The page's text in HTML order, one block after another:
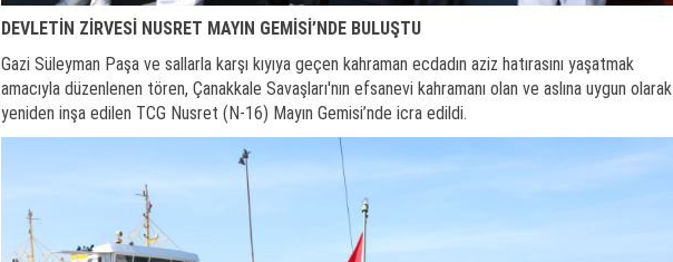
DEVLETİN ZİRVESİ NUSRET MAYIN GEMİSİ’NDE BULUŞTU
Gazi Süleyman Paşa ve sallarla karşı kıyıya geçen kahraman ecdadın aziz hatırasını yaşatmak
amacıyla düzenlenen tören, Çanakkale Savaşları'nın efsanevi kahramanı olan ve aslına uygun olarak
yeniden inşa edilen TCG Nusret (N-16) Mayın Gemisi’nde icra edildi.